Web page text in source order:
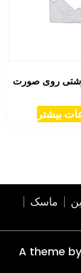
روی صورت
بیشتر
ماسک
A